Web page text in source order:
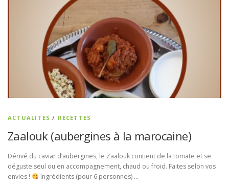
ACTUALITÉS / RECETTES
Zaalouk (aubergines à la marocaine)
Dérivé du caviar d’aubergines, le Zaalouk contient de la tomate et se
déguste seul ou en accompagnement, chaud ou froid. Faites selon vos
envies !
Ingrédients (pour 6 personnes) …